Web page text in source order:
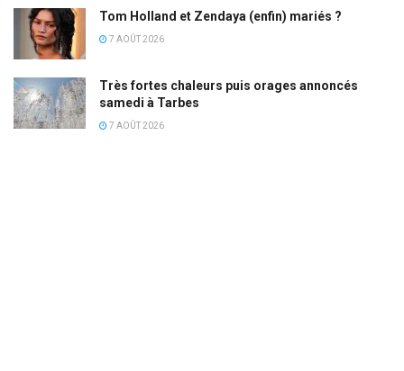
Tom Holland et Zendaya (enfin) mariés ?
7 AOÛT 2026
Très fortes chaleurs puis orages annoncés
samedi à Tarbes
7 AOÛT 2026